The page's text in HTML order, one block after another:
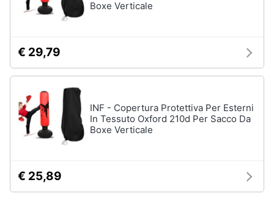
Boxe Verticale
€ 29,79
INF - Copertura Protettiva Per Esterni
In Tessuto Oxford 210d Per Sacco Da
Boxe Verticale
€ 25,89